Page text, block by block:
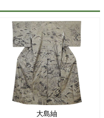
大島紬